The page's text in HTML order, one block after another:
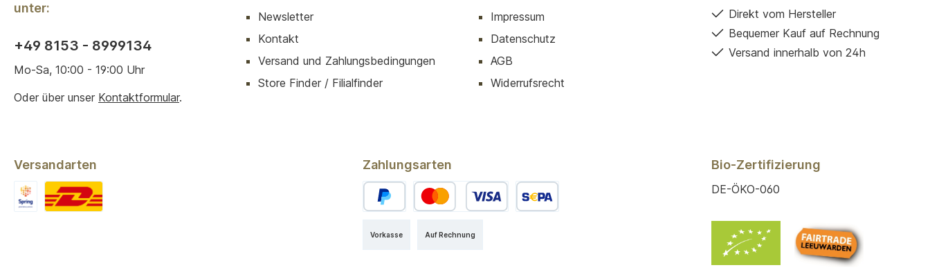
unter:
+49 8153 - 8999134
Mo-Sa, 10:00 - 19:00 Uhr
Oder über unser Kontaktformular.
Newsletter
Kontakt
Versand und Zahlungsbedingungen
Store Finder / Filialfinder
Impressum
Datenschutz
AGB
Widerrufsrecht
Direkt vom Hersteller
Bequemer Kauf auf Rechnung
Versand innerhalb von 24h
Versandarten Zahlungsarten
Auf Rechnung
Vorkasse
Bio-Zertifizierung
DE-ÖKO-060